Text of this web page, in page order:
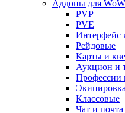
Аддоны для
PVP
PVE
Интерфейс
Рейдовые
Карты и
Аукцион и
Профессии
Экипировка
Классовые
Чат и почта